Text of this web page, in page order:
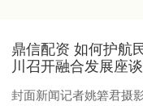
鼎信配资 如何护航
川召开融合发展座
封面新闻记者姚箬君摄